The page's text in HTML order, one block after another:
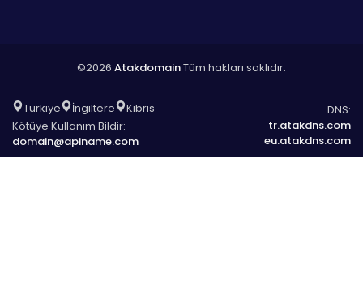
©2026 AtakdomainTüm hakları saklıdır.
Türkiye İngiltere
Kıbrıs
Kötüye Kullanım Bildir:
domain@apiname.com
DNS:
tr.atakdns.com
eu.atakdns.com